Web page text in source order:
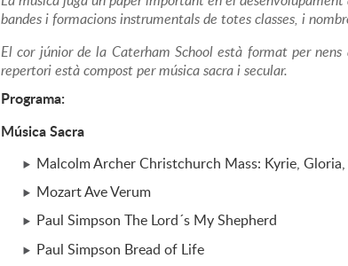
bandes i formacions instrumentals de totes classes, i
El cor júnior de la Caterham School està format per
repertori està compost per música sacra i secular.
Programa:
Música Sacra
Malcolm Archer Christchurch Mass: Kyrie,
Mozart Ave Verum
Paul Simpson The Lord´s My Shepherd
Paul Simpson Bread of Life